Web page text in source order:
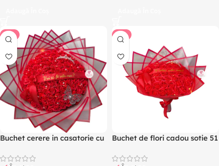
-8%
Buchet cerere in casatorie cu
cu mesaj „Vrei sa fii sotia
-9%
Buchet de flori cadou sotie 51
personalizat